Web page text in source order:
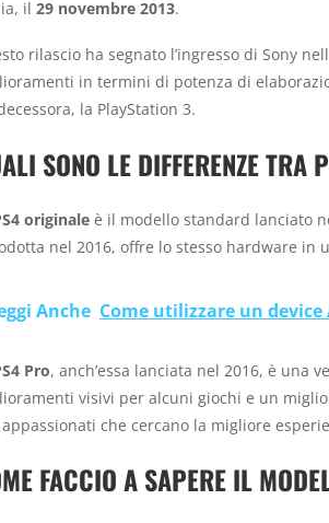
il 29 novembre 2013.
rilascio ha segnato l’ingresso di Sony
in termini di potenza di
la PlayStation 3.
SONO LE DIFFERENZE
originale è il modello standard lanciato
nel 2016, offre lo stesso hardware in
Anche Come utilizzare un
Pro, anch’essa lanciata nel 2016, è una
visivi per alcuni giochi e un
che cercano la migliore
FACCIO A SAPERE IL